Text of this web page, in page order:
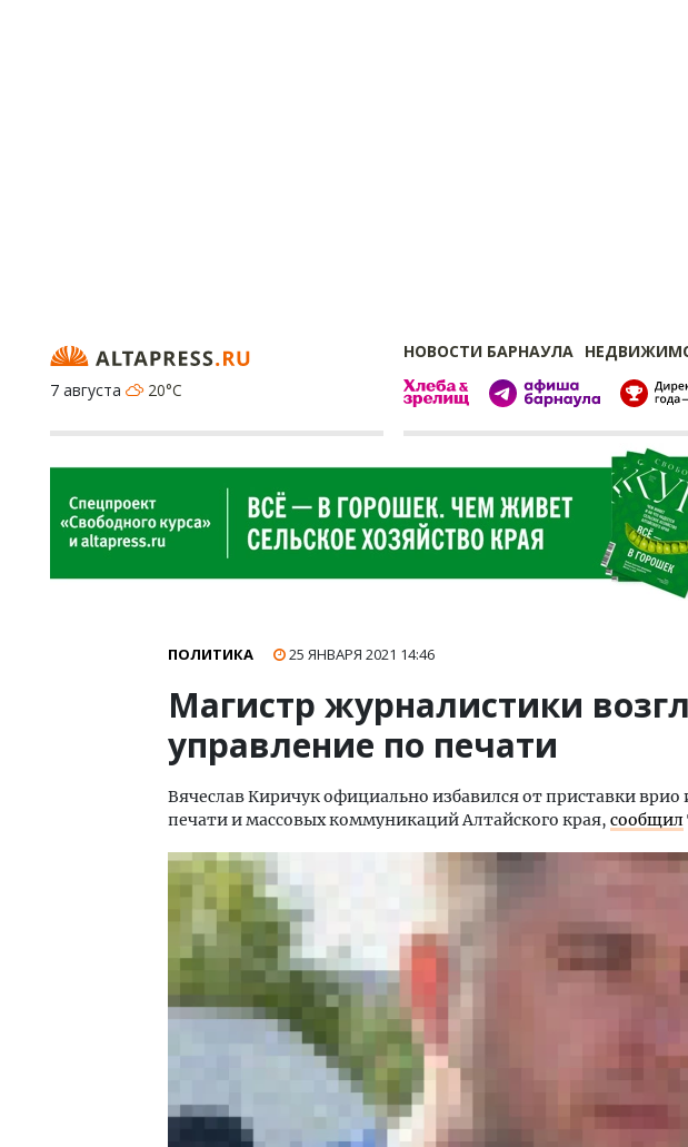
НОВОСТИ БАРНАУЛА
7 августа
20°C
ПОЛИТИКА 25 ЯНВАРЯ 2021 14:46
Магистр журналистики
управление по печати
Вячеслав Киричук официально избавился от приставки
печати и массовых коммуникаций Алтайского края, сообщил